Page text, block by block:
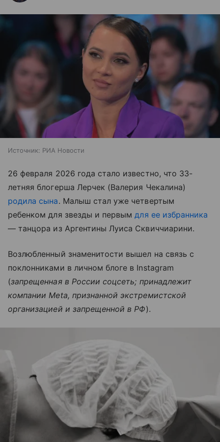
Источник: РИА Новости
26 февраля 2026 года стало известно, что 33-
летняя блогерша Лерчек (Валерия Чекалина)
родила сына. Малыш стал уже четвертым
ребенком для звезды и первымдля ее избранника
— танцора из Аргентины Луиса Сквиччиарини.
Возлюбленный знаменитости вышел на связь с
поклонниками в личном блоге в Instagram
(запрещенная в России соцсеть; принадлежит
компании Meta, признанной экстремистской
организацией и запрещенной в РФ).